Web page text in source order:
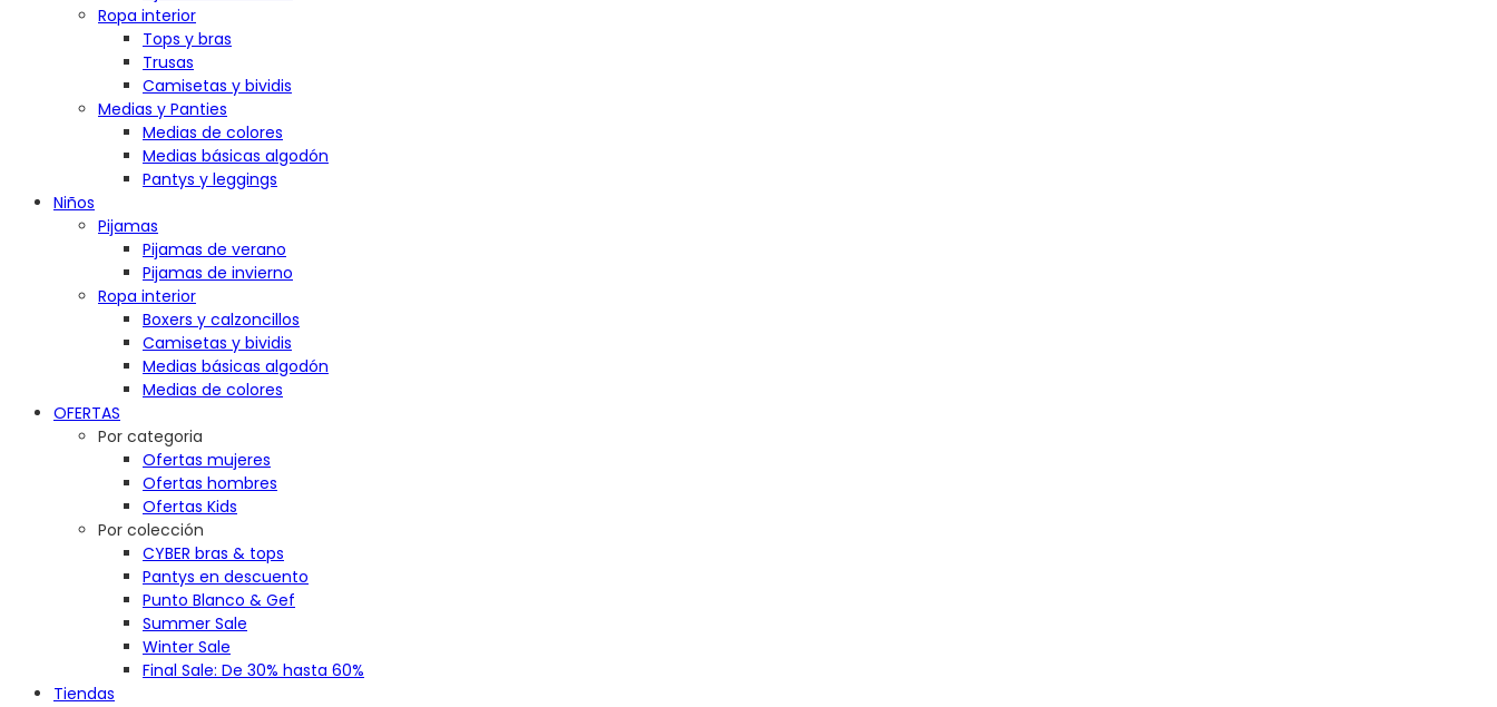
Ropa interior
Tops y bras
Trusas
Camisetas y bividis
Medias y Panties
Medias de colores
Medias básicas algodón
Pantys y leggings
Niños
Pijamas
Pijamas de verano
Pijamas de invierno
Ropa interior
Boxers y calzoncillos
Camisetas y bividis
Medias básicas algodón
Medias de colores
OFERTAS
Por categoria
Ofertas mujeres
Ofertas hombres
Ofertas Kids
Por colección
CYBER bras & tops
Pantys en descuento
Punto Blanco & Gef
Summer Sale
Winter Sale
Final Sale: De 30% hasta 60%
Tiendas